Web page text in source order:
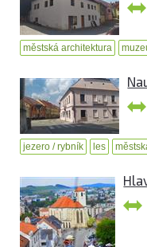
městská architektura
jezero / rybník les